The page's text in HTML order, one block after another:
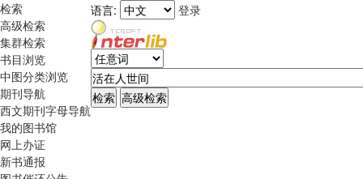
检索
高级检索
集群检索
书目浏览
中图分类浏览
期刊导航
西文期刊字母导航
我的图书馆
网上办证
新书通报
语言: 登录